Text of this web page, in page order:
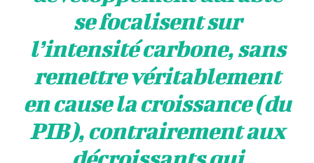
se focalisent sur
l’intensité carbone, sans
remettre véritablement
en cause la croissance (du
PIB), contrairement aux
décroissants qui